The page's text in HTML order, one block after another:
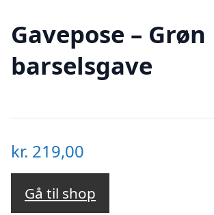
Gavepose – Grøn
barselsgave
kr. 219,00
Gå til shop